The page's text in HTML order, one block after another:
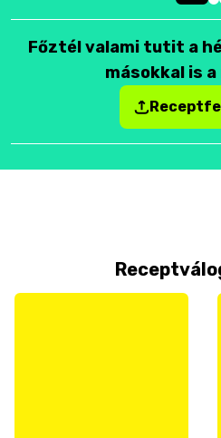
Főztél valami tutit a
másokkal is